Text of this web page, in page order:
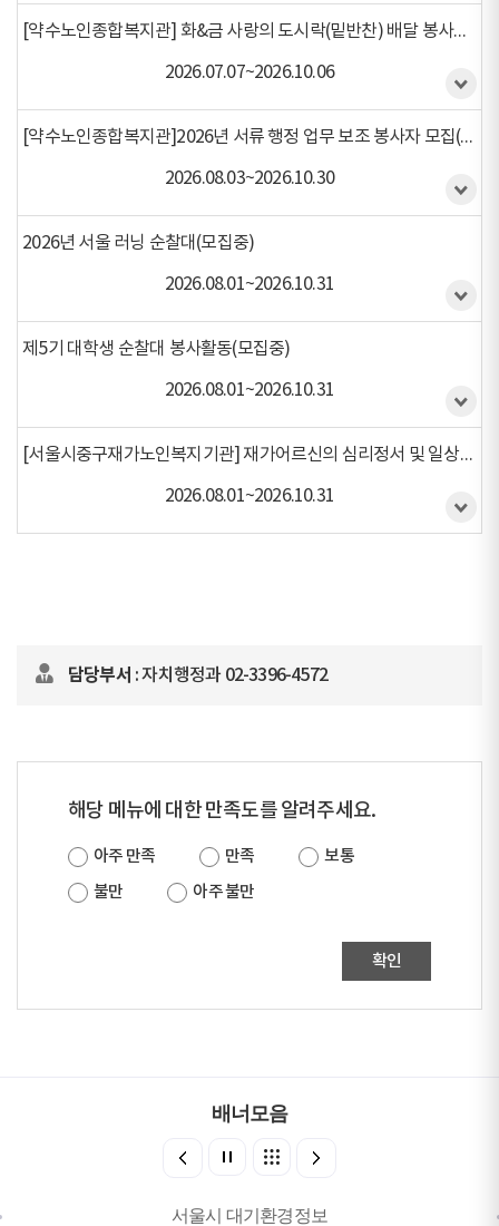
[약수노인종합복지관] 화&금 사랑의 도시락(밑반찬) 배달 봉사자 모집(모집중)
2026.07.07~2026.10.06
[약수노인종합복지관]2026년 서류 행정 업무 보조 봉사자 모집(모집중)
2026.08.03~2026.10.30
2026년 서울 러닝 순찰대(모집중)
2026.08.01~2026.10.31
제5기 대학생 순찰대 봉사활동(모집중)
2026.08.01~2026.10.31
[서울시중구재가노인복지기관] 재가어르신의 심리정서 및 일상생활 지원 봉사(모집중)
2026.08.01~2026.10.31
담당부서 : 자치행정과 02-3396-4572
해당 메뉴에 대한 만족도를 알려주세요.
아주 만족 만족
보통
불만
아주 불만
확인
배너모음
서울시 대기환경정보